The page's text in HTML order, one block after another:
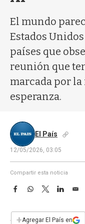
El mundo
Estados
países que
reunión que
marcada por
esperanza.
El País
12/05/2026, 03:05
Compartir esta noticia
F
e
W
T
w
t
L
E
i
+Agregar El País en